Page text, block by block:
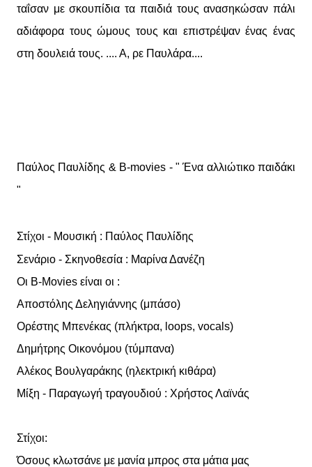
ταΐσαν με σκουπίδια τα παιδιά τους ανασηκώσαν πάλι
αδιάφορα τους ώμους τους και επιστρέψαν ένας ένας
στη δουλειά τους. .... Α, ρε Παυλάρα....
Παύλος Παυλίδης & B-movies - " Ένα αλλιώτικο παιδάκι
"
Στίχοι - Μουσική : Παύλος Παυλίδης
Σενάριο - Σκηνοθεσία : Μαρίνα Δανέζη
Οι B-Movies είναι οι :
Αποστόλης Δεληγιάννης (μπάσο)
Ορέστης Μπενέκας (πλήκτρα, loops, vocals)
Δημήτρης Οικονόμου (τύμπανα)
Αλέκος Βουλγαράκης (ηλεκτρική κιθάρα)
Μίξη - Παραγωγή τραγουδιού : Χρήστος Λαϊνάς
Στίχοι:
Όσους κλωτσάνε με μανία μπρος στα μάτια μας